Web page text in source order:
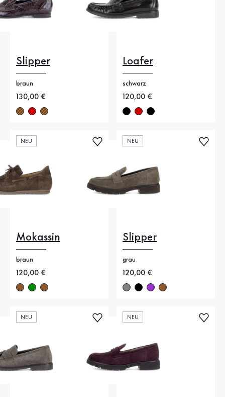
Slipper
braun
Neuer Preis
130,00 €
Loafer
schwarz
Neuer Preis
120,00 €
NEU
Mokassin
braun
Neuer Preis
120,00 €
NEU
Slipper
grau
Neuer Preis
120,00 €
NEU NEU